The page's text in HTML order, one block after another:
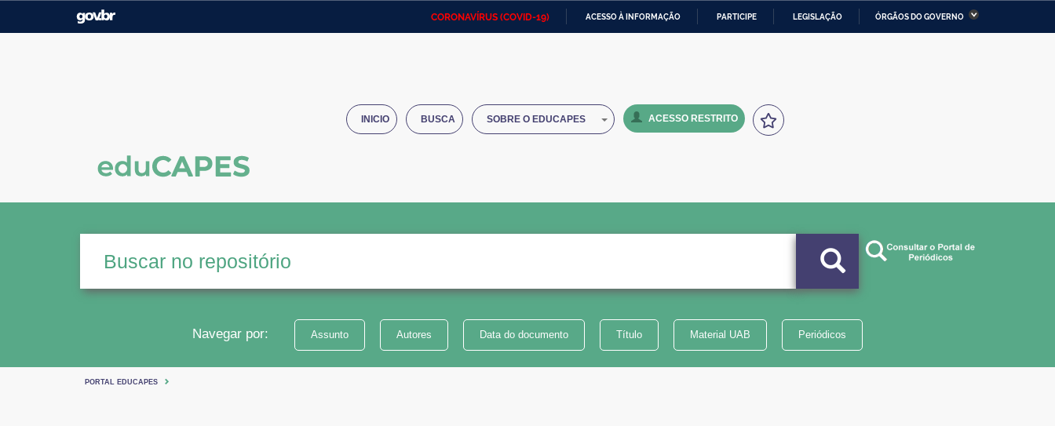
CORONAVÍRUS (COVID-19) ACESSO À INFORMAÇÃO PARTICIPE LEGISLAÇÃO ÓRGÃOS DO GOVERNO
Ministério das Relações
Ministério da Economia Ministério da Infraestrutura
Institucional
INICIO BUSCA SOBRE O EDUCAPES ACESSO RESTRITO
Navegar por: Assunto Autores Data do documento Título Material UAB Periódicos
PORTAL EDUCAPES